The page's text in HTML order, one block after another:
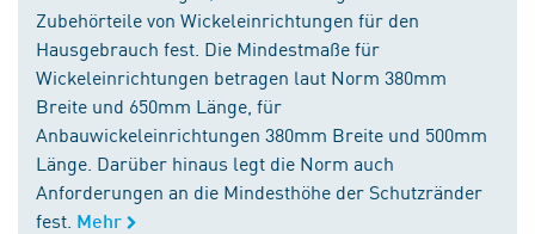
Zubehörteile von Wickeleinrichtungen für den
Hausgebrauch fest. Die Mindestmaße für
Wickeleinrichtungen betragen laut Norm 380mm
Breite und 650mm Länge, für
Anbauwickeleinrichtungen 380mm Breite und 500mm
Länge. Darüber hinaus legt die Norm auch
Anforderungen an die Mindesthöhe der Schutzränder
fest. Mehr